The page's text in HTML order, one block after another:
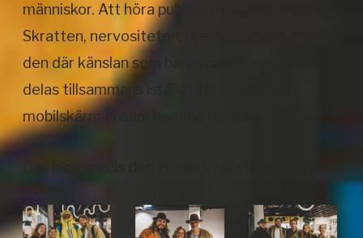
människor. Att höra publiken reagera i realtid.
Skratten, nervositeten, igenkänningen och
den där känslan som bara uppstår när äventyr
delas tillsammans istället för genom en
mobilskärm ensam hemma i soffan.
Det blev precis den typ av kväll vi hoppats på.